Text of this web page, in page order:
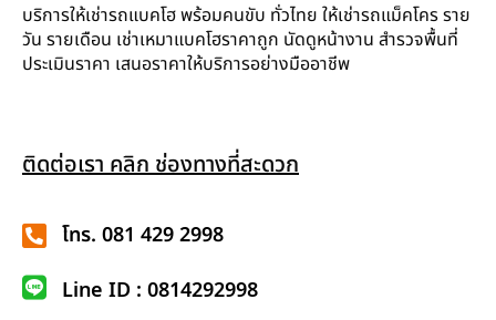
บริการให้เช่ารถแบคโฮ พร้อมคนขับ ทั่วไทย ให้เช่ารถแม็คโคร ราย
วัน รายเดือน เช่าเหมาแบคโฮราคาถูก นัดดูหน้างาน สำรวจพื้นที่
ประเมินราคา เสนอราคาให้บริการอย่างมืออาชีพ
ติดต่อเรา คลิก ช่องทางที่สะดวก
โทร. 081 429 2998
Line ID : 0814292998